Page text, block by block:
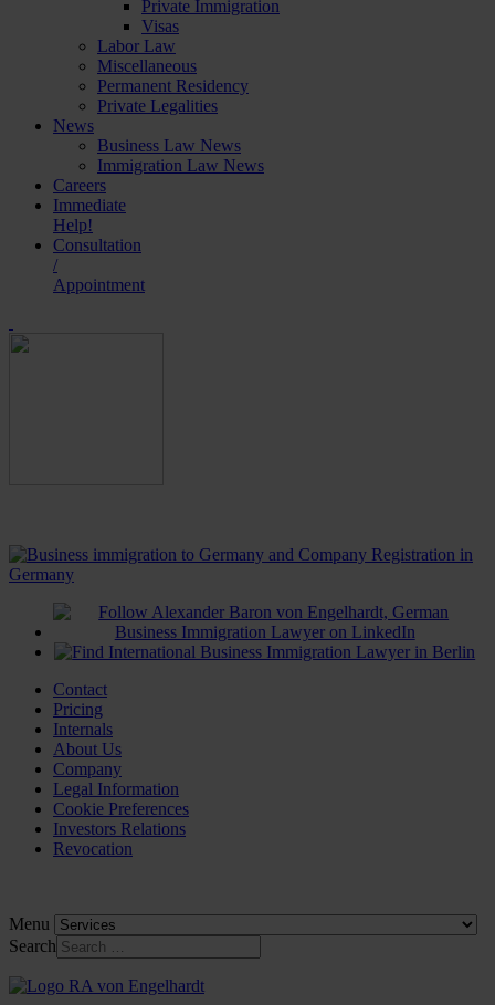
Private Immigration
Visas
Labor Law
Miscellaneous
Permanent Residency
Private Legalities
News
Business Law News
Immigration Law News
Careers
Immediate
Help!
Consultation
/
Appointment
Contact
Pricing
Internals
About Us
Company
Legal Information
Cookie Preferences
Investors Relations
Revocation
Menu
Search